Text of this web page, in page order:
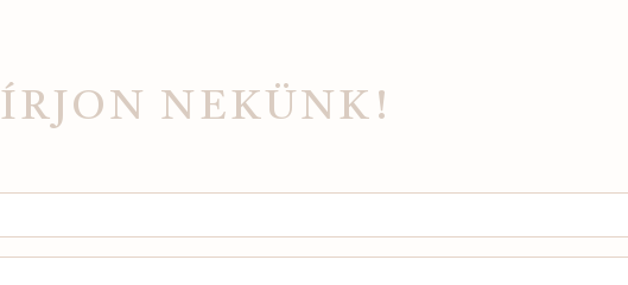
ÍRJON NEKÜNK!